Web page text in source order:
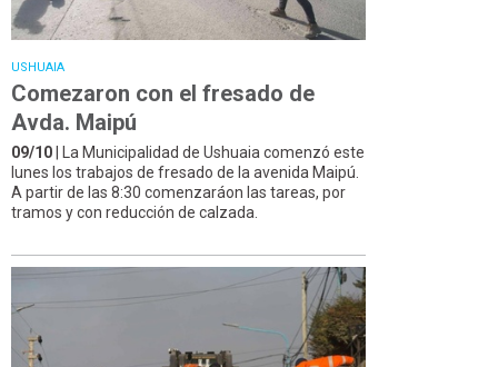
USHUAIA
Comezaron con el fresado de
Avda. Maipú
09/10 | La Municipalidad de Ushuaia comenzó este
lunes los trabajos de fresado de la avenida Maipú.
A partir de las 8:30 comenzaráon las tareas, por
tramos y con reducción de calzada.